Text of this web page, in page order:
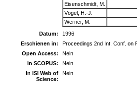
Eisenschmidt, M.
Vögel, H.-J.
Werner, M.
Datum:
1996
Erschienen in:
Proceedings 2nd Int. Conf. on
Open Access:
Nein
In SCOPUS:
Nein
In ISI Web of
Science:
Nein